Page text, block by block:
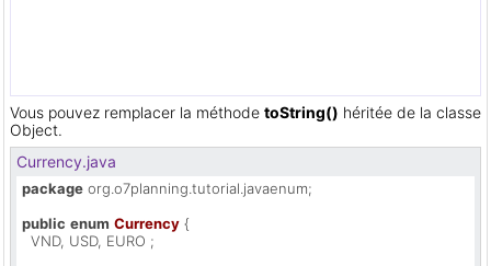
Vous pouvez remplacer la méthode toString() héritée de la classe
Object.
Currency.java
package org.o7planning.tutorial.javaenum;
public enum Currency {
  VND, USD, EURO ;